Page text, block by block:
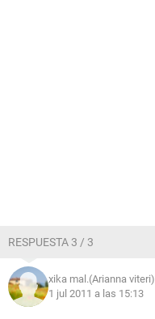
RESPUESTA 3 / 3
xika mal.(Arianna viteri)
1 jul 2011 a las 15:13